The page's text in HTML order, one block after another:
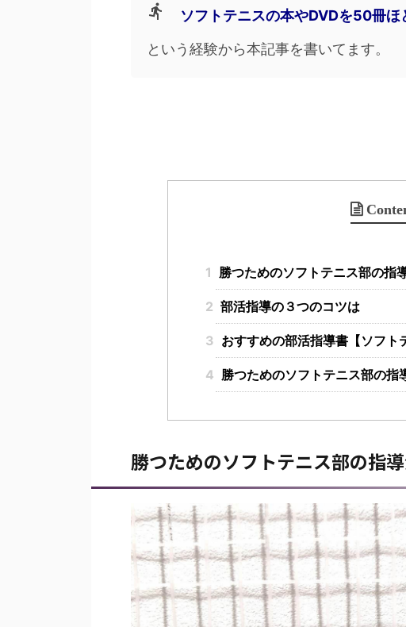
directions_run ソフトテニスの本やDVDを50冊
という経験から本記事を書いてます。
1 勝つためのソフトテニス部の指
2 部活指導の３つのコツは
3 おすすめの部活指導書【ソフト
4 勝つためのソフトテニス部の指
勝つためのソフトテニス部の指導